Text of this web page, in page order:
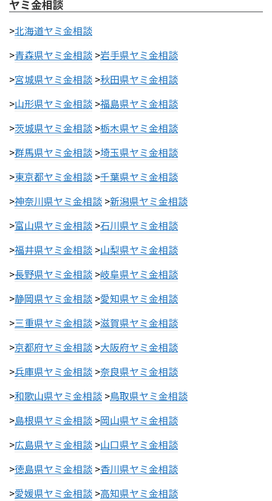
ヤミ金相談
>北海道ヤミ金相談
>青森県ヤミ金相談 >岩手県ヤミ金相談
>宮城県ヤミ金相談 >秋田県ヤミ金相談
>山形県ヤミ金相談 >福島県ヤミ金相談
>茨城県ヤミ金相談 >栃木県ヤミ金相談
>群馬県ヤミ金相談 >埼玉県ヤミ金相談
>東京都ヤミ金相談 >千葉県ヤミ金相談
>神奈川県ヤミ金相談 >新潟県ヤミ金相談
>富山県ヤミ金相談 >石川県ヤミ金相談
>福井県ヤミ金相談 >山梨県ヤミ金相談
>長野県ヤミ金相談 >岐阜県ヤミ金相談
>静岡県ヤミ金相談 >愛知県ヤミ金相談
>三重県ヤミ金相談 >滋賀県ヤミ金相談
>京都府ヤミ金相談 >大阪府ヤミ金相談
>兵庫県ヤミ金相談 >奈良県ヤミ金相談
>和歌山県ヤミ金相談 >鳥取県ヤミ金相談
>島根県ヤミ金相談 >岡山県ヤミ金相談
>広島県ヤミ金相談 >山口県ヤミ金相談
>徳島県ヤミ金相談 >香川県ヤミ金相談
>愛媛県ヤミ金相談 >高知県ヤミ金相談